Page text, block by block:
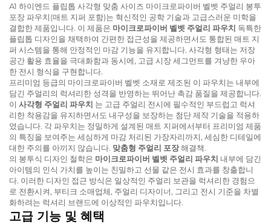
A1 하이엔드 플립톱 사각형 맞춤 사이즈 마이크로파이버 벨벳 주얼리 봉투
포장 파우치(매트 지퍼 포함)는 혁신적인 공학 기술과 고급스러운 미학을
결합한 제품입니다. 이 제품은 마이크로파이버 벨벳 주얼리 파우치 독특한
플립톱 디자인을 채택하여 간편한 접근성을 제공하면서도 통합된 매트 지
퍼 시스템을 통해 안정적인 마감 기능을 유지합니다. 사각형 형태는 저장
공간 활용 효율을 극대화함과 동시에, 고급 시장 세그먼트를 겨냥한 우아
한 전시 형식을 구현합니다.
프리미엄 등급의 마이크로파이버 벨벳 소재로 제조된 이 파우치는 내부에
담긴 주얼리의 럭셔리한 성격을 반영하는 뛰어난 촉감 품질을 제공합니다.
이 사각형 주얼리 파우치 는 고급 주얼리 전시에 필수적인 부드럽고 럭셔
리한 착용감을 유지하면서도 내구성을 보장하는 첨단 제작 기술을 적용하
였습니다. 각 파우치는 정밀하게 설계된 매트 지퍼에서부터 프리미엄 제품
의 특징을 보여주는 세심하게 마감 처리된 가장자리까지, 세심한 디테일에
대한 주의를 아끼지 않습니다. 맞춤형 주얼리 포장해결책.
의 봉투식 디자인 철학은 마이크로파이버 벨벳 주얼리 파우치 내부에 담긴
아이템의 인식 가치를 높이는 친밀하고 선물 같은 전시 효과를 창출합니
다. 이러한 디자인 접근 방식은 일상적인 주얼리 보관을 럭셔리한 경험으
로 전환시켜, 부티크 소매업체, 주얼리 디자이너, 그리고 전시 기준을 차별
화하려는 럭셔리 브랜드에 이상적인 파우치입니다.
고급 기능 및 혜택